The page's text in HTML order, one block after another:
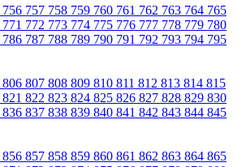
756 757 758 759 760 761 762 763 764 765
771 772 773 774 775 776 777 778 779 780
786 787 788 789 790 791 792 793 794 795
806 807 808 809 810 811 812 813 814 815
821 822 823 824 825 826 827 828 829 830
836 837 838 839 840 841 842 843 844 845
856 857 858 859 860 861 862 863 864 865